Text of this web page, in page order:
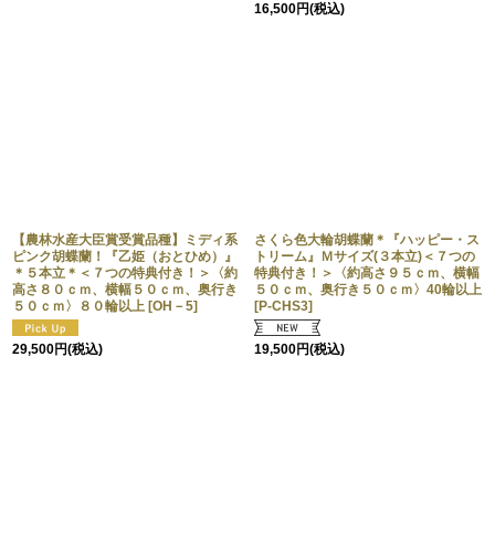
16,500円(税込)
【農林水産大臣賞受賞品種】ミディ系
ピンク胡蝶蘭！『乙姫（おとひめ）』
＊５本立＊＜７つの特典付き！＞〈約
高さ８０ｃｍ、横幅５０ｃｍ、奥行き
５０ｃｍ〉８０輪以上 [OH－5]
29,500円(税込)
さくら色大輪胡蝶蘭＊『ハッピー・ス
トリーム』Ｍサイズ(３本立)＜７つの
特典付き！＞〈約高さ９５ｃｍ、横幅
５０ｃｍ、奥行き５０ｃｍ〉40輪以上
[P-CHS3]
19,500円(税込)